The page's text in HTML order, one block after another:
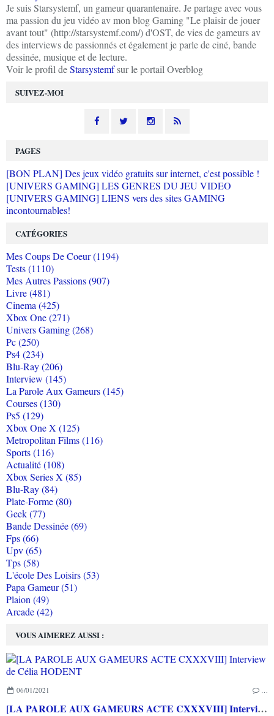
SUIVEZ-MOI
Je suis Starsystemf, un gameur quarantenaire. Je partage avec vous
ma passion du jeu vidéo av mon blog Gaming "Le plaisir de jouer
avant tout" (http://starsystemf.com/) d'OST, de vies de gameurs av
des interviews de passionnés et également je parle de ciné, bande
dessinée, musique et de lecture.
Voir le profil deStarsystemfsur le portail Overblog
VOUS AIMEREZ AUSSI :
06/01/2021
[LA PAROLE AUX GAMEURS ACTE CXXXVIII] Interview de Célia HODENT
PAGES
[BON PLAN] Des jeux vidéo gratuits sur internet, c'est possible !
[UNIVERS GAMING] LES GENRES DU JEU VIDEO
[UNIVERS GAMING] LIENS vers des sites GAMING
incontournables!
CATÉGORIES
Mes Coups De Coeur (1194)
Tests (1110)
Mes Autres Passions (907)
Livre (481)
Cinema (425)
Xbox One (271)
Univers Gaming (268)
Pc (250)
Ps4 (234)
Blu-Ray (206)
Interview (145)
La Parole Aux Gameurs (145)
Courses (130)
Ps5 (129)
Xbox One X (125)
Metropolitan Films (116)
Sports (116)
Actualité (108)
Xbox Series X (85)
Blu-Ray (84)
Plate-Forme (80)
Geek (77)
Bande Dessinée (69)
Fps (66)
Upv (65)
Tps (58)
L'école Des Loisirs (53)
Papa Gameur (51)
Plaion (49)
Arcade (42)